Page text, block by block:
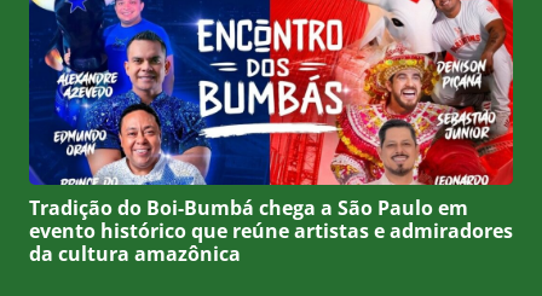
Tradição do Boi-Bumbá chega a São Paulo em
evento histórico que reúne artistas e admiradores
da cultura amazônica